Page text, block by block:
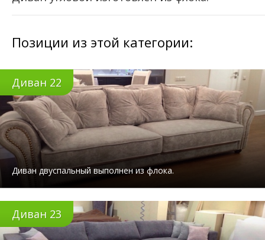
Позиции из этой категории:
Диван 22
Диван двуспальный выполнен из флока.
Диван 23